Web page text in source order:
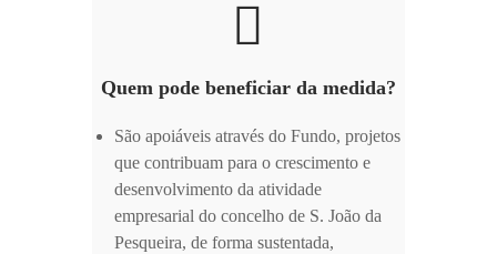
Quem pode beneficiar da medida?
São apoiáveis através do Fundo, projetos
que contribuam para o crescimento e
desenvolvimento da atividade
empresarial do concelho de S. João da
Pesqueira, de forma sustentada,